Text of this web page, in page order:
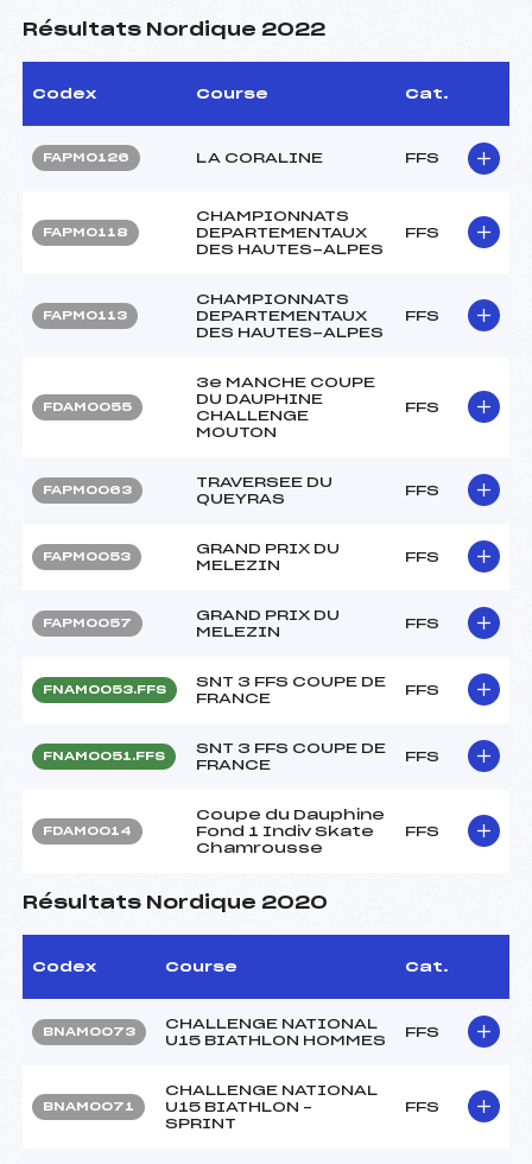
Résultats Nordique 2022
Codex Course Cat.
FAPM0126 LA CORALINE FFS
FAPM0118
CHAMPIONNATS
DEPARTEMENTAUX
DES HAUTES-ALPES
FFS
FAPM0113
CHAMPIONNATS
DEPARTEMENTAUX
DES HAUTES-ALPES
FFS
FDAM0055
3e MANCHE COUPE
DU DAUPHINE
CHALLENGE
MOUTON
FFS
FAPM0063
TRAVERSEE DU
QUEYRAS
FFS
FAPM0053
GRAND PRIX DU
MELEZIN
FFS
FAPM0057
GRAND PRIX DU
MELEZIN
FFS
FNAM0053.FFS
SNT 3 FFS COUPE DE
FRANCE
FFS
FNAM0051.FFS
SNT 3 FFS COUPE DE
FRANCE
FFS
FDAM0014
Coupe du Dauphine
Fond 1 Indiv Skate
Chamrousse
FFS
Résultats Nordique 2020
Codex Course Cat.
BNAM0073
CHALLENGE NATIONAL
U15 BIATHLON HOMMES
FFS
BNAM0071
CHALLENGE NATIONAL
U15 BIATHLON –
SPRINT
FFS